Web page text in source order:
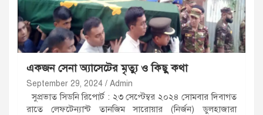
একজন সেনা অ্যাসেটের মৃত্যু ও কিছু কথা
September 29, 2024 Admin
সুপ্রভাত সিডনি রিপোর্ট : ২৩ সেপ্টেম্বর ২০২৪ সোমবার দিবাগত
রাতে লেফটেন্যান্ট তানজিম সারোয়ার (নির্জন) ডুলহাজারা